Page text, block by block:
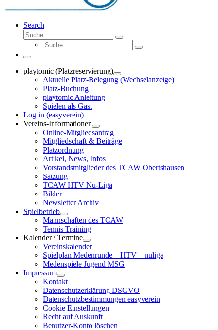
Search
Suche
Suche
Suche
Suche
Menü
playtomic (Platzreservierung)
Aktuelle Platz-Belegung (Wechselanzeige)
Platz-Buchung
playtomic Anleitung
Spielen als Gast
Log-in (easyverein)
Vereins-Informationen
Online-Mitgliedsantrag
Mitgliedschaft & Beiträge
Platzordnung
Artikel, News, Infos
Vorstandsmitglieder des TCAW Obertshausen
Satzung
TCAW HTV Nu-Liga
Bilder
Newsletter Archiv
Spielbetrieb
Mannschaften des TCAW
Tennis Training
Kalender / Termine
Vereinskalender
Spielplan Medenrunde – HTV – nuliga
Medenspiele Jugend MSG
Impressum
Kontakt
Datenschutzerklärung DSGVO
Datenschutzbestimmungen easyverein
Cookie Einstellungen
Recht auf Auskunft
Benutzer-Konto löschen